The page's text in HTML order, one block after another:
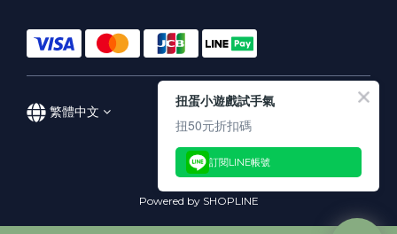
繁體中文
Powered by SHOPLINE
扭蛋小遊戲試手氣
扭50元折扣碼
訂閱LINE帳號